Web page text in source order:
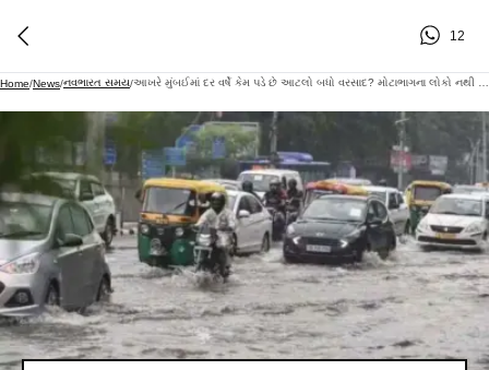
12
Home/News/નવભારત સમય/